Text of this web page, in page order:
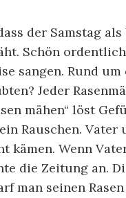
der Samstag
Schön
sangen. Rund
Jeder
mähen“ löst
Rauschen. Vater
kämen. Wenn
die Zeitung an.
man seinen